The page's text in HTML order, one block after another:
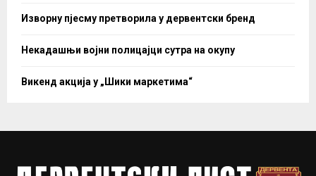
Изворну пјесму претворила у дервентски бренд
Некадашњи војни полицајци сутра на окупу
Викенд акција у „Шики маркетима“